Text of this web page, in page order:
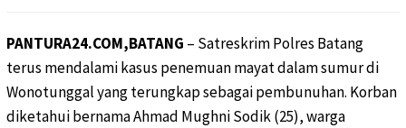
PANTURA24.COM,BATANG – Satreskrim Polres Batang
terus mendalami kasus penemuan mayat dalam sumur di
Wonotunggal yang terungkap sebagai pembunuhan. Korban
diketahui bernama Ahmad Mughni Sodik (25), warga